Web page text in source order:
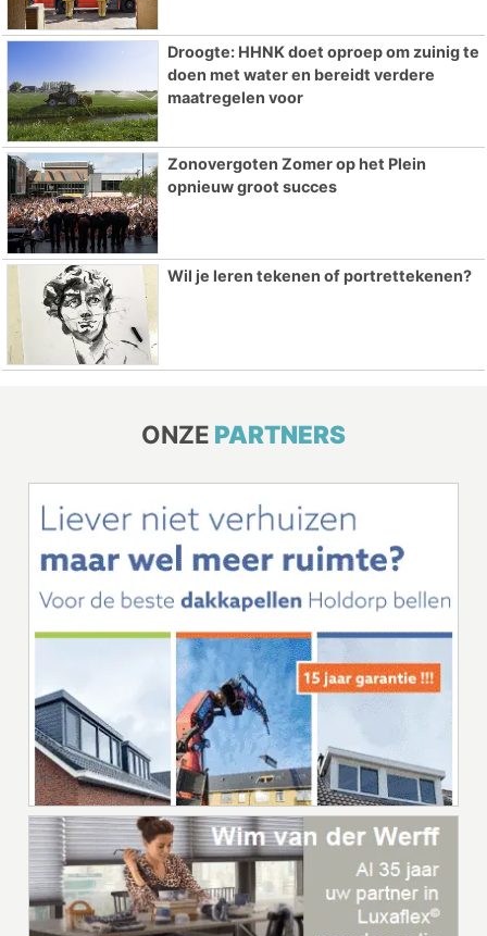
Droogte: HHNK doet oproep om zuinig te
doen met water en bereidt verdere
maatregelen voor
Zonovergoten Zomer op het Plein
opnieuw groot succes
Wil je leren tekenen of portrettekenen?
ONZE PARTNERS